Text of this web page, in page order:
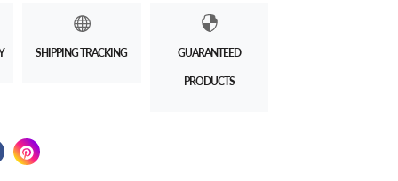
SHIPPING TRACKING GUARANTEED
PRODUCTS
on Twitter
in a new window.
on Facebook
in a new window.
Pin on Pinterest
Opens in a new window.